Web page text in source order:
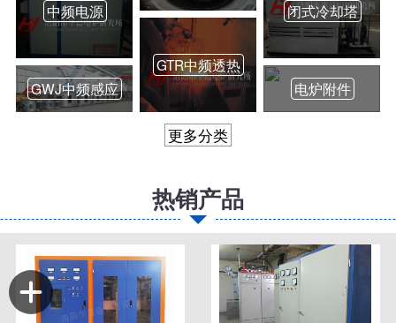
中频电源
GWJ中频感应
GTR中频透热
闭式冷却塔
电炉附件
更多分类
热销产品